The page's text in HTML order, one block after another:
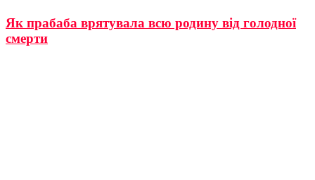
Як прабаба врятувала всю родину від голодної
смерти